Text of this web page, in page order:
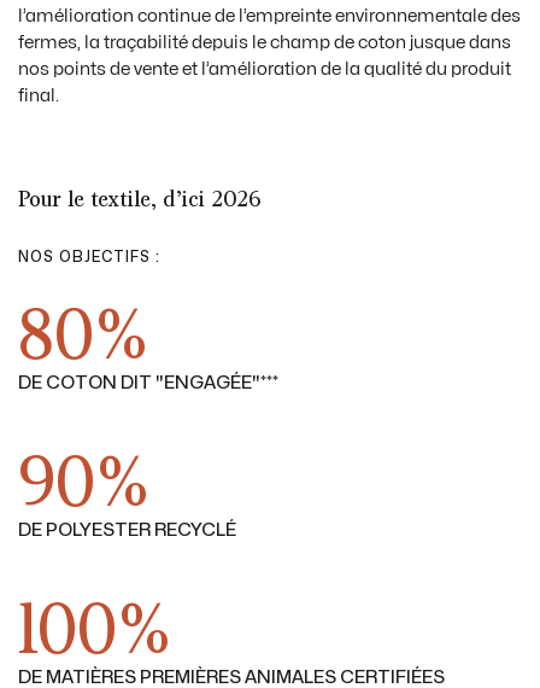
l’amélioration continue de l’empreinte environnementale des
fermes, la traçabilité depuis le champ de coton jusque dans
nos points de vente et l’amélioration de la qualité du produit
final.
Pour le textile, d’ici 2026
NOS OBJECTIFS :
80%
DE COTON DIT "ENGAGÉE"***
90%
DE POLYESTER RECYCLÉ
100%
DE MATIÈRES PREMIÈRES ANIMALES CERTIFIÉES